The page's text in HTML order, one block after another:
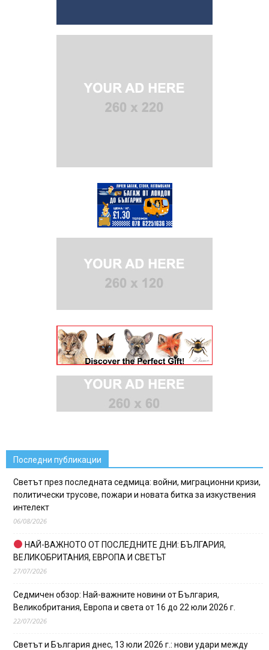
Последни публикации
Светът през последната седмица: войни, миграционни кризи,
политически трусове, пожари и новата битка за изкуствения
интелект
06/08/2026
НАЙ-ВАЖНОТО ОТ ПОСЛЕДНИТЕ ДНИ: БЪЛГАРИЯ,
ВЕЛИКОБРИТАНИЯ, ЕВРОПА И СВЕТЪТ
27/07/2026
Седмичен обзор: Най-важните новини от България,
Великобритания, Европа и света от 16 до 22 юли 2026 г.
22/07/2026
Светът и България днес, 13 юли 2026 г.: нови удари между